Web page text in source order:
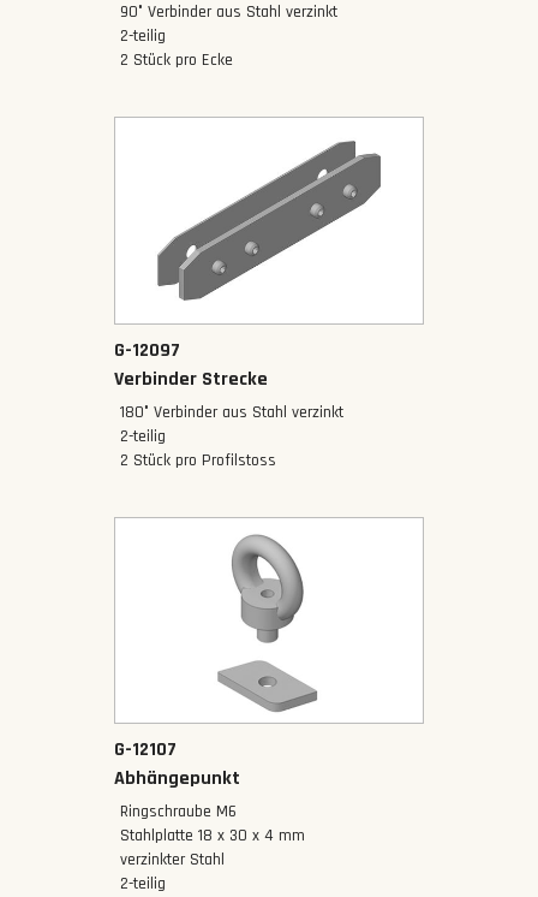
90° Verbinder aus Stahl verzinkt
2-teilig
2 Stück pro Ecke
G-12097
Verbinder Strecke
180° Verbinder aus Stahl verzinkt
‍2-teilig
2 Stück pro Profilstoss
G-12107
Abhängepunkt
Ringschraube M6
Stahlplatte 18 x 30 x 4 mm
verzinkter Stahl
2-teilig